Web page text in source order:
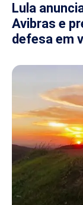
Lula
Avibras e
defesa em